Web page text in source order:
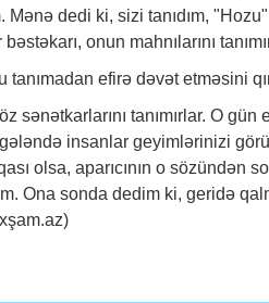
dedi ki, sizi tanıdım,
onun mahnılarını
tanımadan efirə dəvət etməsini
sənətkarlarını tanımırlar. O gün
gələndə insanlar geyimlərinizi
olsa, aparıcının o sözündən
Ona sonda dedim ki, geridə